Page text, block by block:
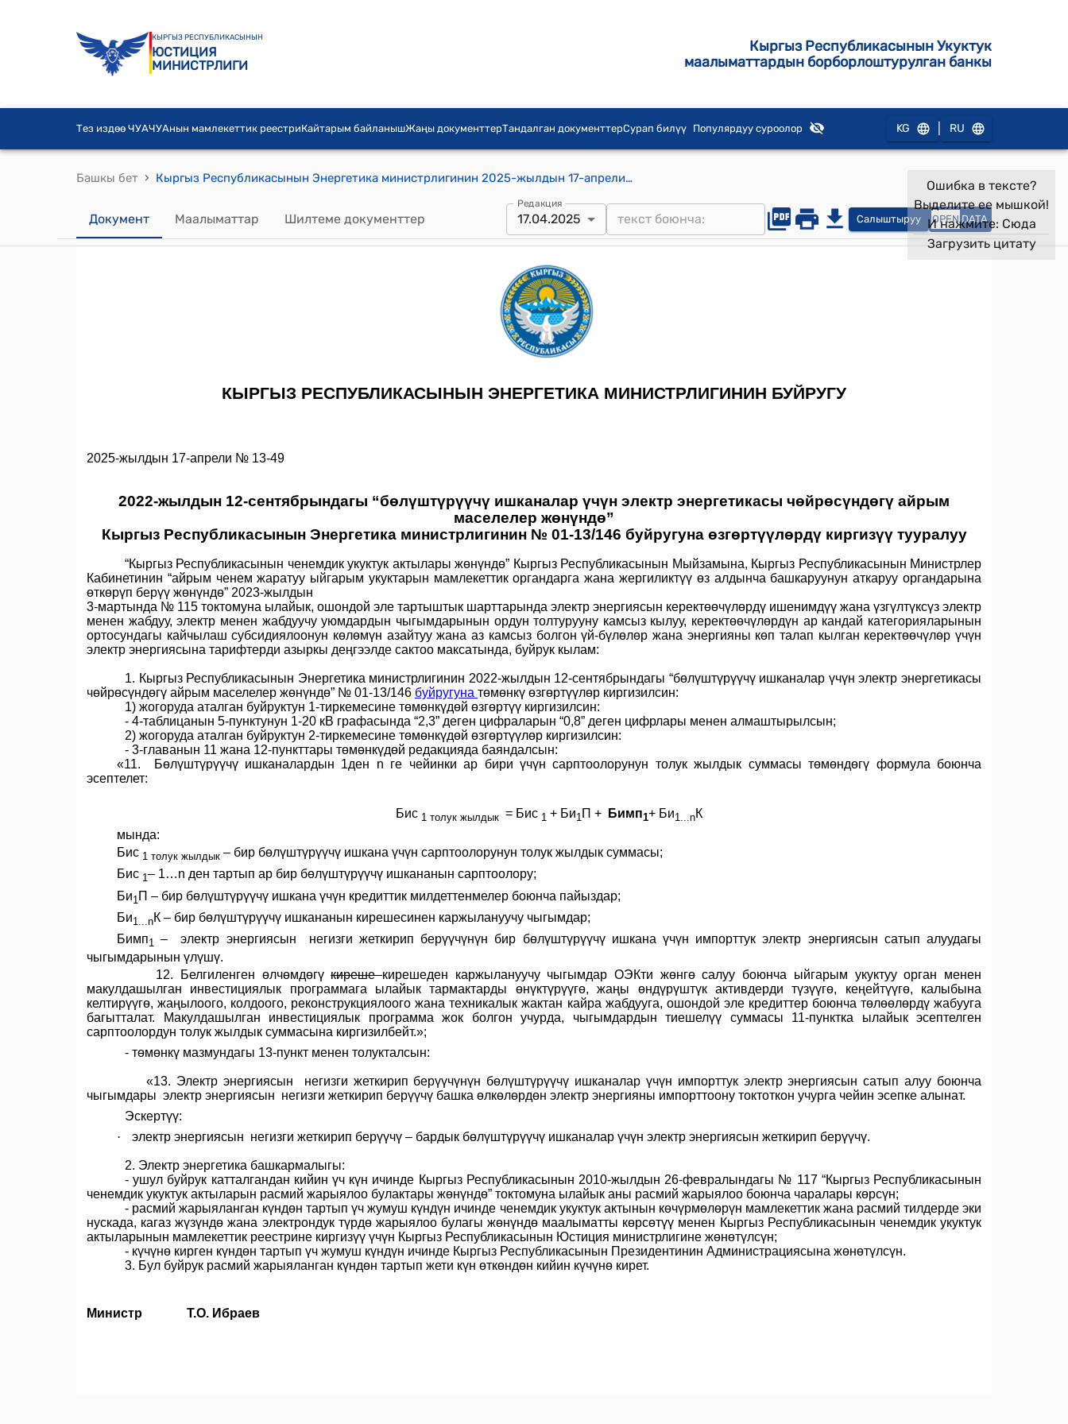
КЫРГЫЗ РЕСПУБЛИКАСЫНЫН
ЮСТИЦИЯ
МИНИСТРЛИГИ
Кыргыз Республикасынын Укуктук
маалыматтардын борборлоштурулган банкы
Тез издөө ЧУАЧУАнын мамлекеттик реестриКайтарым байланышЖаңы документтерТандалган документтерСурап билүү Популярдуу суроолор KG RU
Башкы бет › Кыргыз Республикасынын Энергетика министрлигинин 2025-жылдын 17-апрели № 13-49 "2022-жылдын 12-сентябрындагы “бөлүштүрүүчү ишканалар үчүн электр энергетикасы чөйрөсүндөгү айрым маселелер жөнүндө” Кыргыз Республикасынын Энергетика министрлигинин № 01-13/146 буйругуна өзгөртүүлөрдү киргизүү тууралуу" буйругу
Документ Маалыматтар Шилтеме документтер
Редакция
17.04.2025 Салыштыруу OPEN DATA
Ошибка в тексте?
Выделите ее мышкой!
И нажмите: Сюда
Загрузить цитату